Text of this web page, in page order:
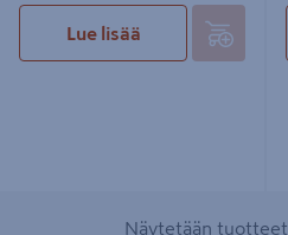
Lue lisää
Näytetään